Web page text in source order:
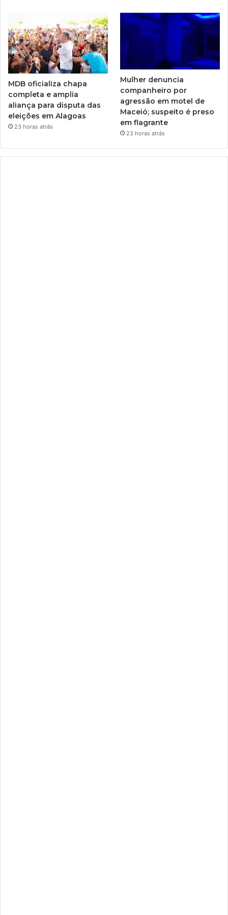
MDB oficializa chapa
completa e amplia
aliança para disputa das
eleições em Alagoas
23 horas atrás
Mulher denuncia
companheiro por
agressão em motel de
Maceió; suspeito é preso
em flagrante
23 horas atrás